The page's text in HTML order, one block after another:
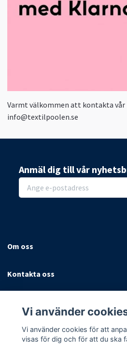
Varmt välkommen att kontakta vår
info@textilpoolen.se
Anmäl dig till vår
Om oss
Kontakta oss
Sociala medier
Vi använder
Vi använder cookies för att
visas för dig och för att du ska